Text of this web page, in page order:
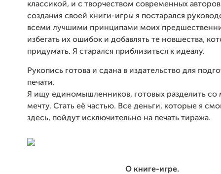
классикой, и с творчеством современных
создания своей книги-игры я постарался
всеми лучшими принципами моих
избегать их ошибок и добавлять те новшества,
придумать. Я старался приблизиться к идеалу.
Рукопись готова и сдана в издательство для
печати.
Я ищу единомышленников, готовых разделить
мечту. Стать её частью. Все деньги, которые я
здесь, пойдут исключительно на печать тиража.
О книге-игре.